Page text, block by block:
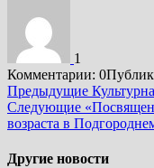
1
Комментарии: 0
Подробнее
Предыдущие
Следующие
возраста в
Другие новости